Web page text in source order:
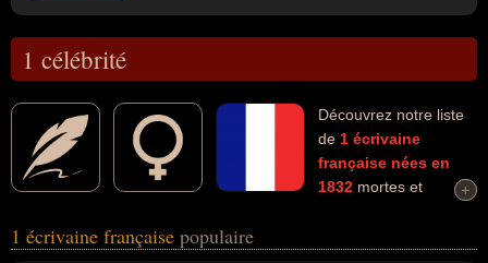
1 célébrité
Découvrez notre liste
de 1 écrivaine
française nées en
1832 mortes et
personnalités (de sexe féminin) peuvent avoir des liens variés dans
+
+
1 écrivaine française populaire